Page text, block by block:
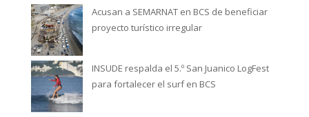
Acusan a SEMARNAT en BCS de beneficiar
proyecto turístico irregular
INSUDE respalda el 5.º San Juanico LogFest
para fortalecer el surf en BCS